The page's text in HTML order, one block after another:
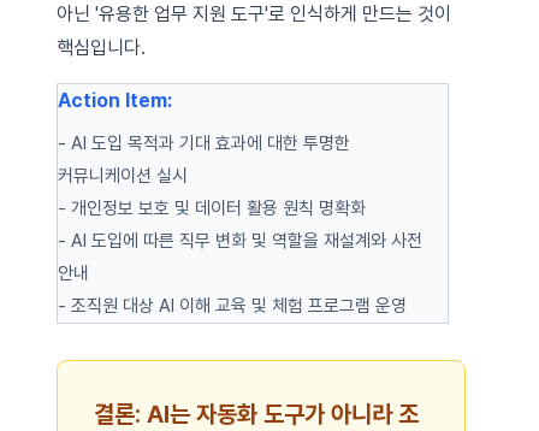
아닌 '유용한 업무 지원 도구'로 인식하게 만드는 것이
핵심입니다.
Action Item:
- AI 도입 목적과 기대 효과에 대한 투명한
커뮤니케이션 실시
- 개인정보 보호 및 데이터 활용 원칙 명확화
- AI 도입에 따른 직무 변화 및 역할을 재설계와 사전
안내
- 조직원 대상 AI 이해 교육 및 체험 프로그램 운영
결론: AI는 자동화 도구가 아니라 조